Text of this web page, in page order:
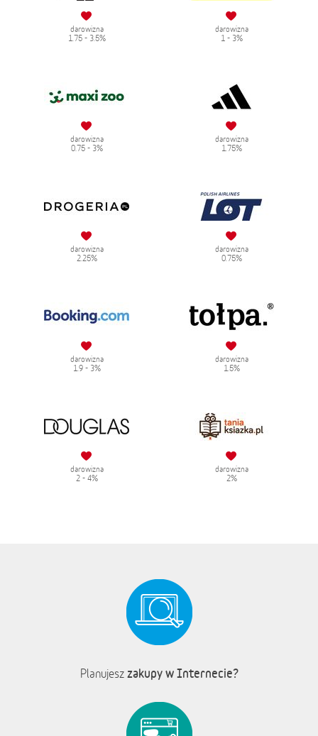
darowizna
1.75 - 3.5%
darowizna
1 - 3%
darowizna
0.75 - 3%
darowizna
1.75%
darowizna
2.25%
darowizna
0.75%
darowizna
1.9 - 3%
darowizna
1.5%
darowizna
2 - 4%
darowizna
2%
Planujesz zakupy w Internecie?